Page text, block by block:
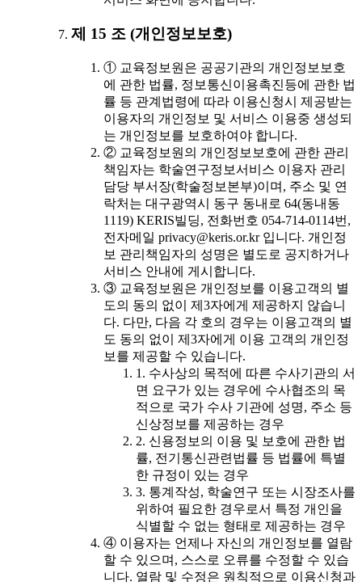
제 15 조 (개인정보보호)
① 교육정보원은 공공기관의 개인정보보호
에 관한 법률, 정보통신이용촉진등에 관한 법
률 등 관계법령에 따라 이용신청시 제공받는
이용자의 개인정보 및 서비스 이용중 생성되
는 개인정보를 보호하여야 합니다.
② 교육정보원의 개인정보보호에 관한 관리
책임자는 학술연구정보서비스 이용자 관리
담당 부서장(학술정보본부)이며, 주소 및 연
락처는 대구광역시 동구 동내로 64(동내동
1119) KERIS빌딩, 전화번호 054-714-0114번,
전자메일 privacy@keris.or.kr 입니다. 개인정
보 관리책임자의 성명은 별도로 공지하거나
서비스 안내에 게시합니다.
③ 교육정보원은 개인정보를 이용고객의 별
도의 동의 없이 제3자에게 제공하지 않습니
다. 다만, 다음 각 호의 경우는 이용고객의 별
도 동의 없이 제3자에게 이용 고객의 개인정
보를 제공할 수 있습니다.
1. 수사상의 목적에 따른 수사기관의 서
면 요구가 있는 경우에 수사협조의 목
적으로 국가 수사 기관에 성명, 주소 등
신상정보를 제공하는 경우
2. 신용정보의 이용 및 보호에 관한 법
률, 전기통신관련법률 등 법률에 특별
한 규정이 있는 경우
3. 통계작성, 학술연구 또는 시장조사를
위하여 필요한 경우로서 특정 개인을
식별할 수 없는 형태로 제공하는 경우
④ 이용자는 언제나 자신의 개인정보를 열람
할 수 있으며, 스스로 오류를 수정할 수 있습
니다. 열람 및 수정은 원칙적으로 이용신청과